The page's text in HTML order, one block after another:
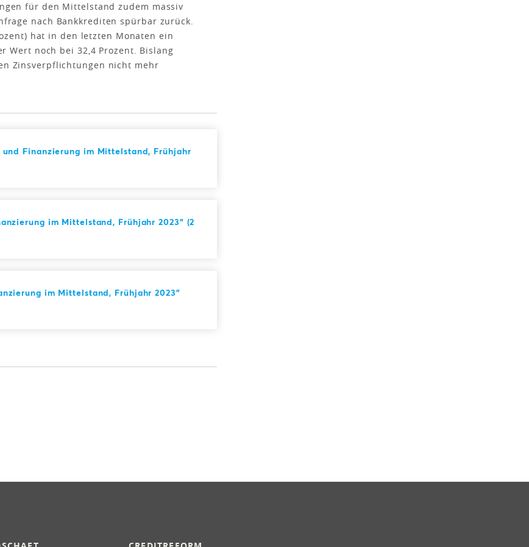
für den Mittelstand zudem massiv
nach Bankkrediten spürbar zurück.
hat in den letzten Monaten ein
Wert noch bei 32,4 Prozent. Bislang
Zinsverpflichtungen nicht mehr
Finanzierung im Mittelstand, Frühjahr
im Mittelstand, Frühjahr 2023" (2
im Mittelstand, Frühjahr 2023"